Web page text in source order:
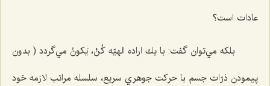
عادات است؟
بلكه مي‌توان گفت: با يك اراده الهيّه كُنْ، يَكونُ مي‌گردد ( بدون
پيمودن ذرّات جسم با حركت جوهري سريع، سلسله مراتب لازمه خود